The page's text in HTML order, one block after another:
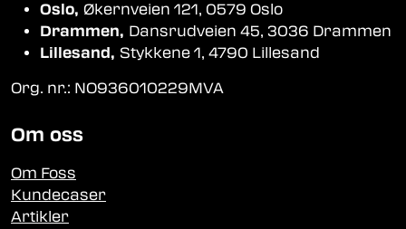
Oslo, Økernveien 121, 0579 Oslo
Drammen, Dansrudveien 45, 3036 Drammen
Lillesand, Stykkene 1, 4790 Lillesand
Org. nr.: NO936010229MVA
Om oss
Om Foss
Kundecaser
Artikler